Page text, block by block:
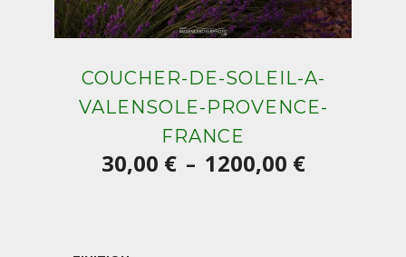
COUCHER-DE-SOLEIL-A-
VALENSOLE-PROVENCE-
FRANCE
30,00 € – 1200,00 €Plage